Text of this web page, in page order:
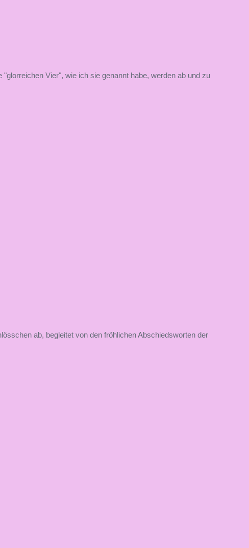
Vier", wie ich sie genannt habe, werden ab und zu
ab, begleitet von den fröhlichen Abschiedsworten der